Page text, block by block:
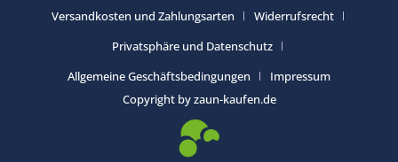
Versandkosten und Zahlungsarten
Widerrufsrecht
Privatsphäre und Datenschutz
Allgemeine Geschäftsbedingungen
Impressum
Copyright by zaun-kaufen.de